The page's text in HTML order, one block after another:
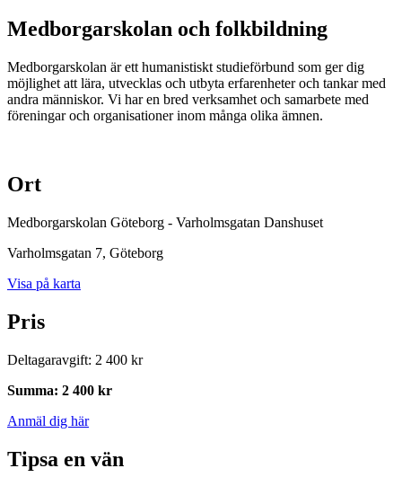
Medborgarskolan och folkbildning
Medborgarskolan är ett humanistiskt studieförbund som ger dig
möjlighet att lära, utvecklas och utbyta erfarenheter och tankar med
andra människor. Vi har en bred verksamhet och samarbete med
föreningar och organisationer inom många olika ämnen.
Ort
Medborgarskolan Göteborg - Varholmsgatan Danshuset
Varholmsgatan 7, Göteborg
Visa på karta
Pris
Deltagaravgift: 2 400 kr
Summa: 2 400 kr
Anmäl dig här
Tipsa en vän